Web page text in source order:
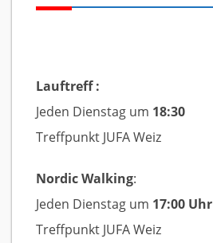
Lauftreff :
Jeden Dienstag um 18:30
Treffpunkt JUFA Weiz
Nordic Walking:
Jeden Dienstag um 17:00 Uhr
Treffpunkt JUFA Weiz